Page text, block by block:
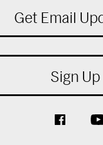
Get Email
Sign Up